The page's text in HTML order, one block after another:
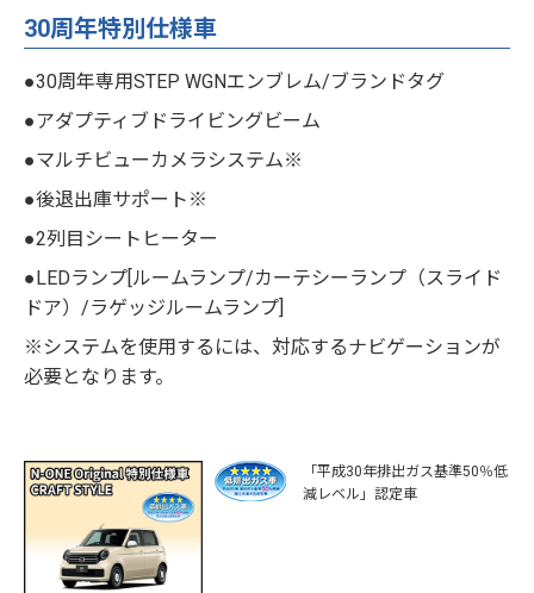
30周年特別仕様車
●30周年専用STEP WGNエンブレム/ブランドタグ
●アダプティブドライビングビーム
●マルチビューカメラシステム※
●後退出庫サポート※
●2列目シートヒーター
●LEDランプ[ルームランプ/カーテシーランプ（スライド
ドア）/ラゲッジルームランプ]
※システムを使用するには、対応するナビゲーションが
必要となります。
「平成30年排出ガス基準50％低
減レベル」認定車